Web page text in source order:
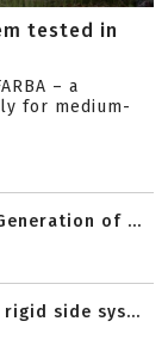
tested in
– a
for medium-
of ...
rigid side sys...